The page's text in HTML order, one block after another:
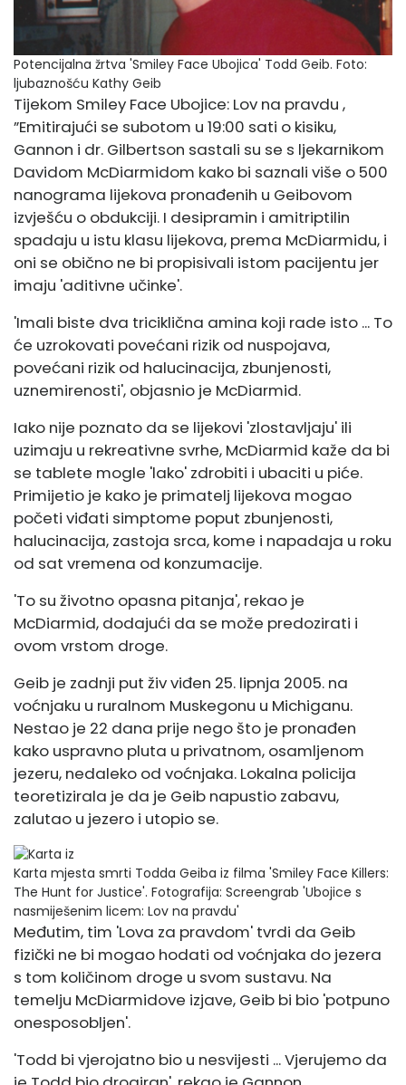
Potencijalna žrtva 'Smiley Face Ubojica' Todd Geib. Foto:
ljubaznošću Kathy Geib
Tijekom Smiley Face Ubojice: Lov na pravdu ,
”Emitirajući se subotom u 19:00 sati o kisiku,
Gannon i dr. Gilbertson sastali su se s ljekarnikom
Davidom McDiarmidom kako bi saznali više o 500
nanograma lijekova pronađenih u Geibovom
izvješću o obdukciji. I desipramin i amitriptilin
spadaju u istu klasu lijekova, prema McDiarmidu, i
oni se obično ne bi propisivali istom pacijentu jer
imaju 'aditivne učinke'.
'Imali biste dva triciklična amina koji rade isto ... To
će uzrokovati povećani rizik od nuspojava,
povećani rizik od halucinacija, zbunjenosti,
uznemirenosti', objasnio je McDiarmid.
Iako nije poznato da se lijekovi 'zlostavljaju' ili
uzimaju u rekreativne svrhe, McDiarmid kaže da bi
se tablete mogle 'lako' zdrobiti i ubaciti u piće.
Primijetio je kako je primatelj lijekova mogao
početi viđati simptome poput zbunjenosti,
halucinacija, zastoja srca, kome i napadaja u roku
od sat vremena od konzumacije.
'To su životno opasna pitanja', rekao je
McDiarmid, dodajući da se može predozirati i
ovom vrstom droge.
Geib je zadnji put živ viđen 25. lipnja 2005. na
voćnjaku u ruralnom Muskegonu u Michiganu.
Nestao je 22 dana prije nego što je pronađen
kako uspravno pluta u privatnom, osamljenom
jezeru, nedaleko od voćnjaka. Lokalna policija
teoretizirala je da je Geib napustio zabavu,
zalutao u jezero i utopio se.
Karta mjesta smrti Todda Geiba iz filma 'Smiley Face Killers:
The Hunt for Justice'. Fotografija: Screengrab 'Ubojice s
nasmiješenim licem: Lov na pravdu'
Međutim, tim 'Lova za pravdom' tvrdi da Geib
fizički ne bi mogao hodati od voćnjaka do jezera
s tom količinom droge u svom sustavu. Na
temelju McDiarmidove izjave, Geib bi bio 'potpuno
onesposobljen'.
'Todd bi vjerojatno bio u nesvijesti ... Vjerujemo da